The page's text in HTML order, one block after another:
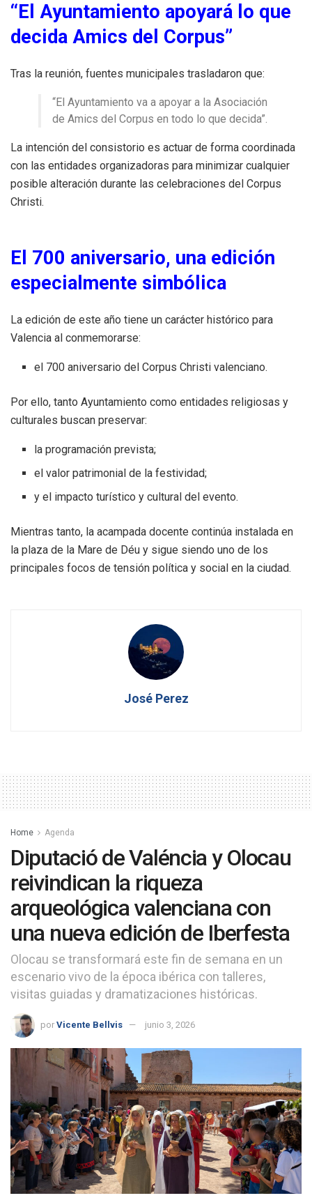
“El Ayuntamiento apoyará lo que
decida Amics del Corpus”
Tras la reunión, fuentes municipales trasladaron que:
“El Ayuntamiento va a apoyar a la Asociación
de Amics del Corpus en todo lo que decida”.
La intención del consistorio es actuar de forma coordinada
con las entidades organizadoras para minimizar cualquier
posible alteración durante las celebraciones del Corpus
Christi.
El 700 aniversario, una edición
especialmente simbólica
La edición de este año tiene un carácter histórico para
Valencia al conmemorarse:
el 700 aniversario del Corpus Christi valenciano.
Por ello, tanto Ayuntamiento como entidades religiosas y
culturales buscan preservar:
la programación prevista;
el valor patrimonial de la festividad;
y el impacto turístico y cultural del evento.
Mientras tanto, la acampada docente continúa instalada en
la plaza de la Mare de Déu y sigue siendo uno de los
principales focos de tensión política y social en la ciudad.
José Perez
Home Agenda
Diputació de Valéncia y Olocau
reivindican la riqueza
arqueológica valenciana con
una nueva edición de Iberfesta
Olocau se transformará este fin de semana en un
escenario vivo de la época ibérica con talleres,
visitas guiadas y dramatizaciones históricas.
por Vicente Bellvis junio 3, 2026